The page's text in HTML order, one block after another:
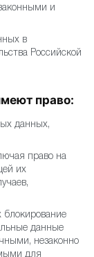
и
в
Российской
право:
данных,
право на
их
блокирование
данные
незаконно
для